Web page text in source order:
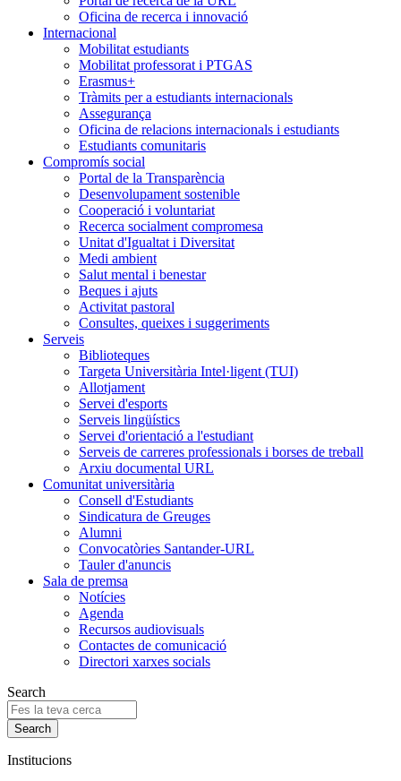
Oficina de recerca i innovació
Internacional
Mobilitat estudiants
Mobilitat professorat i PTGAS
Erasmus+
Tràmits per a estudiants internacionals
Assegurança
Oficina de relacions internacionals i estudiants
Estudiants comunitaris
Compromís social
Portal de la Transparència
Desenvolupament sostenible
Cooperació i voluntariat
Recerca socialment compromesa
Unitat d'Igualtat i Diversitat
Medi ambient
Salut mental i benestar
Beques i ajuts
Activitat pastoral
Consultes, queixes i suggeriments
Serveis
Biblioteques
Targeta Universitària Intel·ligent (TUI)
Allotjament
Servei d'esports
Serveis lingüístics
Servei d'orientació a l'estudiant
Serveis de carreres professionals i borses de treball
Arxiu documental URL
Comunitat universitària
Consell d'Estudiants
Sindicatura de Greuges
Alumni
Convocatòries Santander-URL
Tauler d'anuncis
Sala de premsa
Notícies
Agenda
Recursos audiovisuals
Contactes de comunicació
Directori xarxes socials
Search
Institucions